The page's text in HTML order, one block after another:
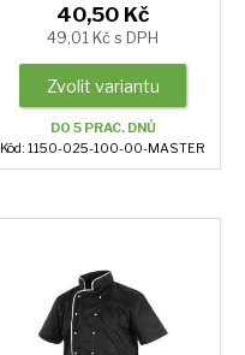
40,50 Kč
49,01 Kč s DPH
Zvolit variantu
DO 5 PRAC. DNŮ
Kód: 1150-025-100-00-MASTER